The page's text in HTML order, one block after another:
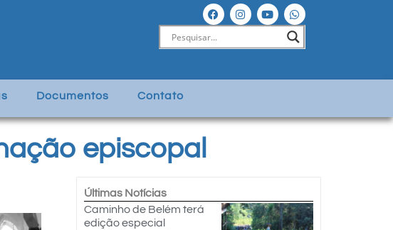
Documentos Contato
episcopal
Últimas Notícias
Caminho de Belém terá
edição especial